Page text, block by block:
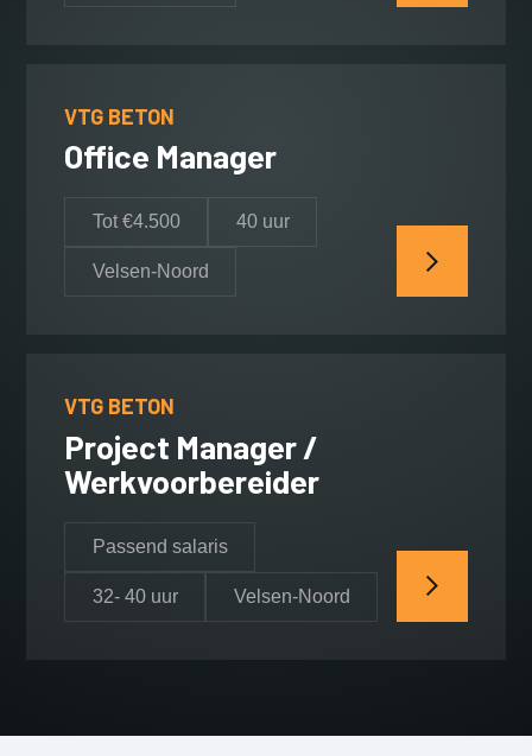
VTG BETON
Office Manager
Tot €4.500 40 uur
Velsen-Noord
VTG BETON
Project Manager /
Werkvoorbereider
Passend salaris
32- 40 uur Velsen-Noord